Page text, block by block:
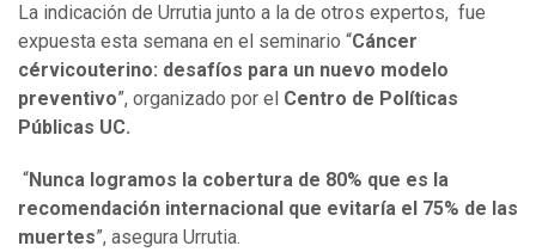
La indicación de Urrutia junto a la de otros expertos, fue
expuesta esta semana en el seminario “Cáncer
cérvicouterino: desafíos para un nuevo modelo
preventivo”, organizado por el Centro de Políticas
Públicas UC.
“Nunca logramos la cobertura de 80% que es la
recomendación internacional que evitaría el 75% de las
muertes”, asegura Urrutia.